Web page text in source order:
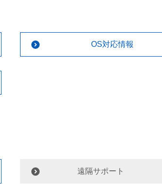
OS対応情報
遠隔サポート